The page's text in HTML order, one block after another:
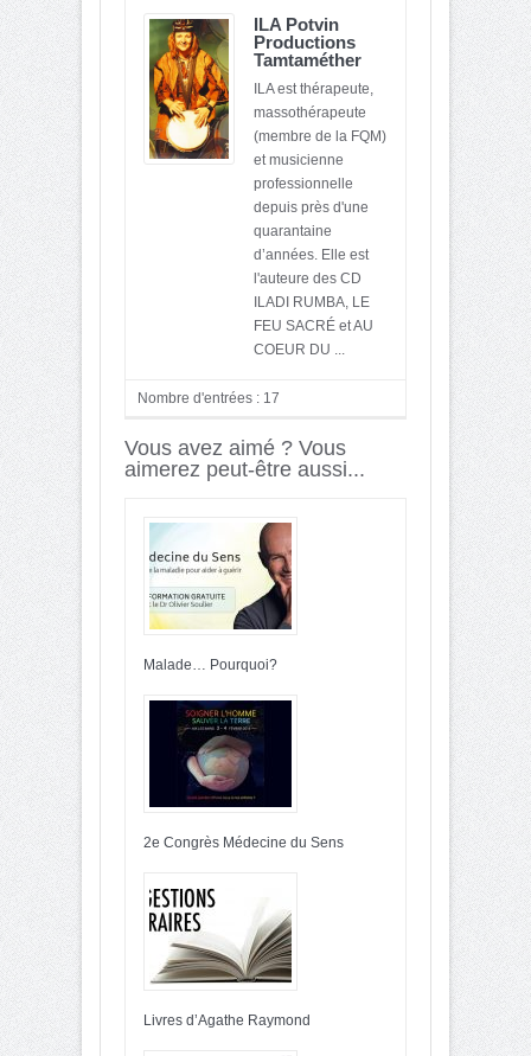
ILA Potvin
Productions
Tamtaméther
ILA est thérapeute,
massothérapeute
(membre de la FQM)
et musicienne
professionnelle
depuis près d'une
quarantaine
d’années. Elle est
l'auteure des CD
ILADI RUMBA, LE
FEU SACRÉ et AU
COEUR DU ...
Nombre d'entrées : 17
Vous avez aimé ? Vous
aimerez peut-être aussi...
Malade… Pourquoi?
2e Congrès Médecine du Sens
Livres d’Agathe Raymond